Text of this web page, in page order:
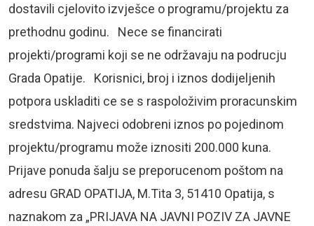
dostavili cjelovito izvješce o programu/projektu za
prethodnu godinu. Nece se financirati
projekti/programi koji se ne održavaju na podrucju
Grada Opatije. Korisnici, broj i iznos dodijeljenih
potpora uskladiti ce se s raspoloživim proracunskim
sredstvima. Najveci odobreni iznos po pojedinom
projektu/programu može iznositi 200.000 kuna.
Prijave ponuda šalju se preporucenom poštom na
adresu GRAD OPATIJA, M.Tita 3, 51410 Opatija, s
naznakom za „PRIJAVA NA JAVNI POZIV ZA JAVNE